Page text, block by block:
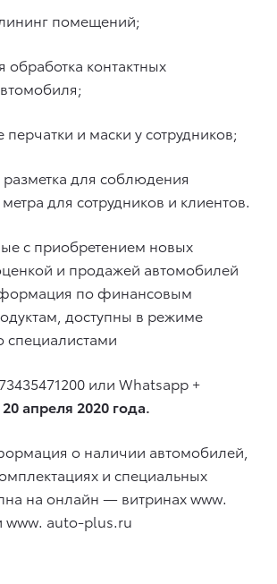
помещений;
контактных
и маски у сотрудников;
для соблюдения
для сотрудников и клиентов.
с приобретением новых
и продажей автомобилей
по финансовым
доступны в режиме
специалистами
или Whatsapp +
апреля 2020 года.
о наличии автомобилей,
и специальных
на онлайн — витринах www.
auto-plus.ru